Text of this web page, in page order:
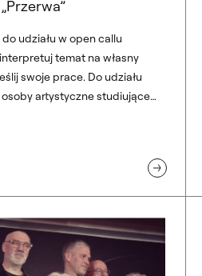
udziału w open callu
temat na własny
swoje prace. Do udziału
artystyczne studiujące
Sztuki Mediów Akademii
tych kierunków z roczników
ASP